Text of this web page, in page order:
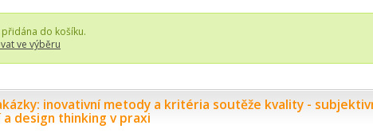
přidána do košíku.
ve výběru
inovativní metody a kritéria soutěže kvality -
a design thinking v praxi